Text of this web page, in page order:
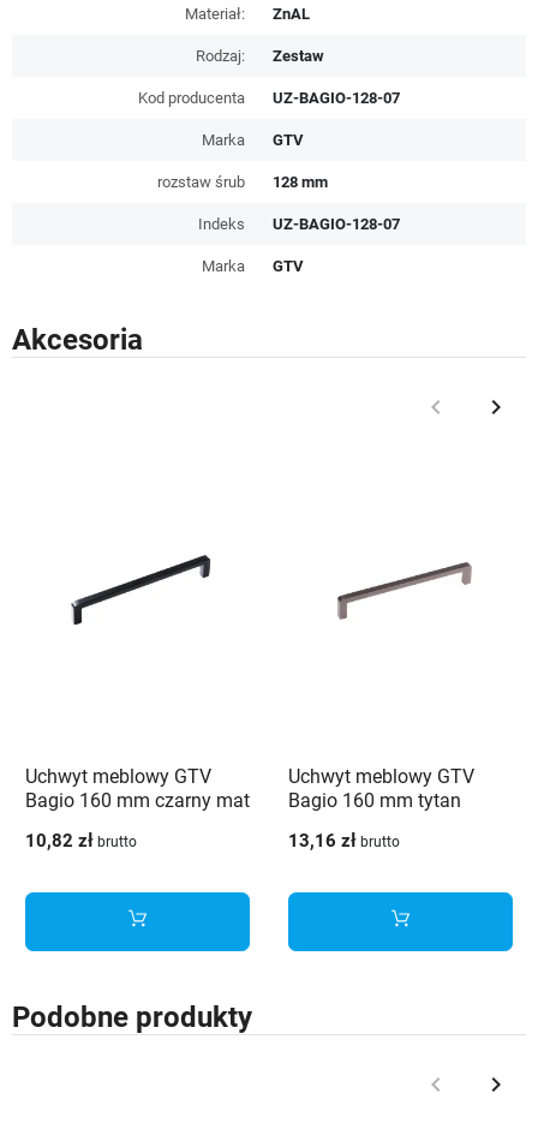
Materiał: ZnAL
Rodzaj: Zestaw
Kod producenta UZ-BAGIO-128-07
Marka GTV
rozstaw śrub 128 mm
Indeks UZ-BAGIO-128-07
Marka GTV
Akcesoria
Poprzedni
keyboard_arrow_left keyboard_arrow_right
Uchwyt meblowy GTV
Bagio 160 mm czarny mat
10,82 zł brutto
Uchwyt meblowy GTV
Bagio 160 mm tytan
13,16 zł brutto
Podobne produkty
Poprzedni
keyboard_arrow_left keyboard_arrow_right